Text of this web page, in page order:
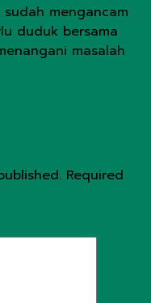
mengancam
duduk bersama
masalah
Required